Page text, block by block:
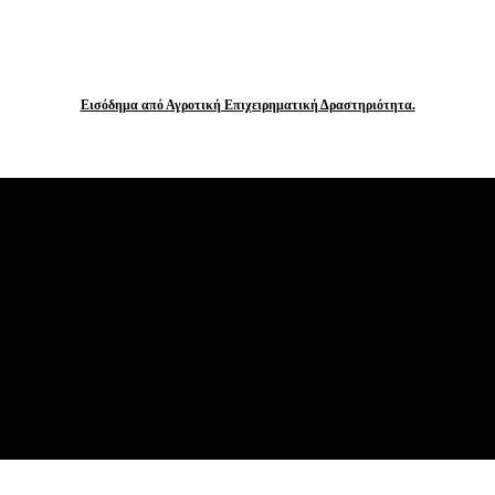
Εισόδημα από Αγροτική Επιχειρηματική Δραστηριότητα.